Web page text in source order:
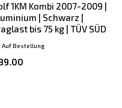
1KM Kombi 2007-2009 |
| Schwarz |
bis 75 kg | TÜV SÜD
Auf Bestellung